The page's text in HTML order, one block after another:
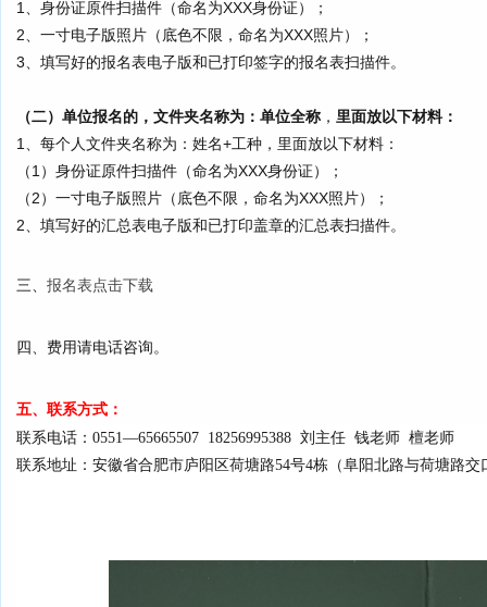
1、身份证原件扫描件（命名为XXX身份证）；
2、一寸电子版照片（底色不限，命名为XXX照片）；
3、 填写好的报名表电子版和已打印签字的报名表扫描件。
（二） 单位报名的，文件夹名称为：单位全称 ， 里面放以下材料：
1、 每个人文件夹名称为：姓名+工种，里面放以下材料：
（1）身份证原件扫描件（命名为XXX身份证）；
（2） 一寸电子版照片（底色不限，命名为XXX照片）；
2、 填写好的汇总表电子版和已打印盖章的汇总表扫描件。
三 报名表点击下载
四、 费用请电话咨询。
五、联系方式：
联系电话：0551—65665507 18256995388 刘主任 钱老师 檀老师
联系地址：安徽省合肥市庐阳区荷塘路54号4栋（阜阳北路与荷塘路交